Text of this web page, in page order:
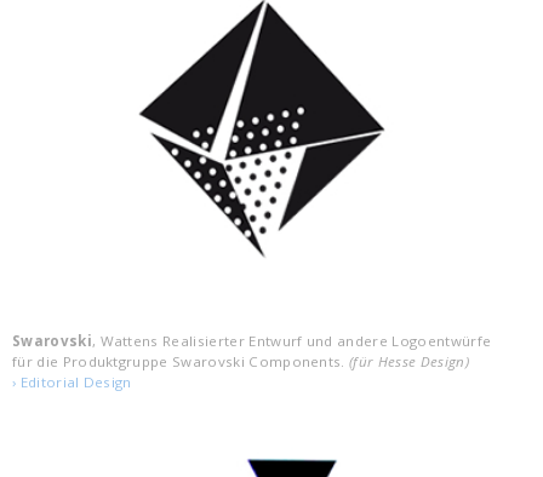
Swarovski, Wattens Realisierter Entwurf und andere Logoentwürfe
für die Produktgruppe Swarovski Components.(für Hesse Design)
Editorial Design